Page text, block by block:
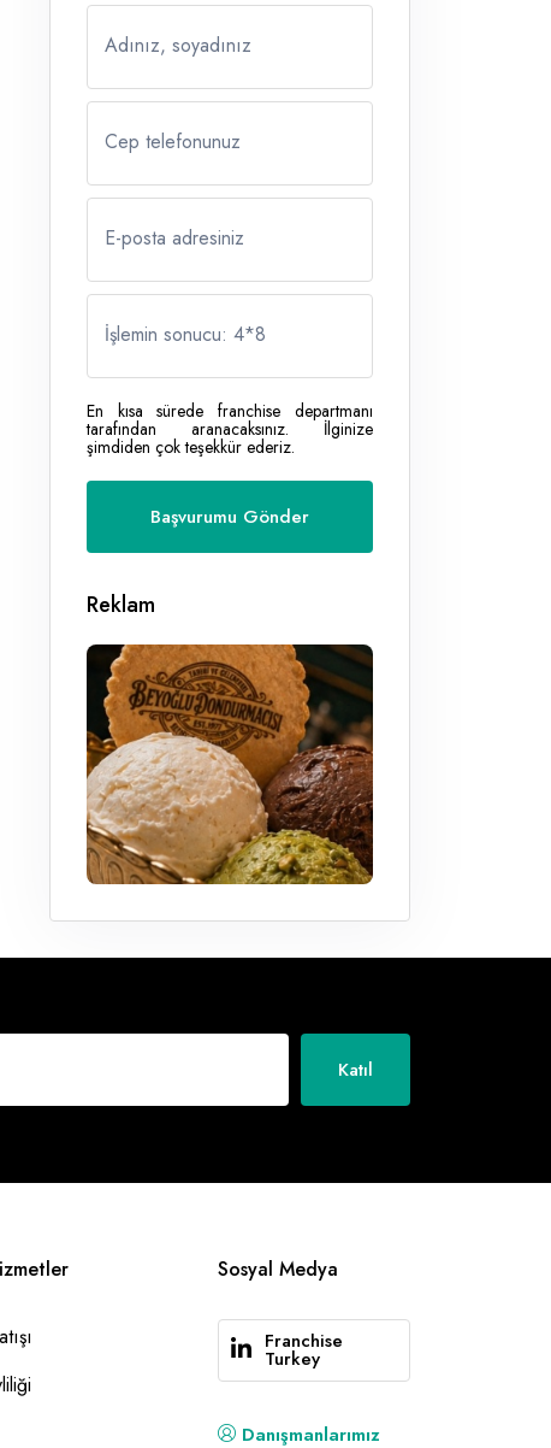
Adınız, soyadınız
Cep telefonunuz
E-posta adresiniz
İşlemin sonucu: 4*8
En kısa sürede franchise departmanı
tarafından aranacaksınız. İlginize
şimdiden çok teşekkür ederiz.
Reklam
Katıl
Sosyal Medya
Franchise
Turkey
Danışmanlarımız